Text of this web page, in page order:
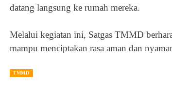
datang langsung ke rumah mereka.
Melalui kegiatan ini, Satgas TMMD
mampu menciptakan rasa aman dan
TMMD